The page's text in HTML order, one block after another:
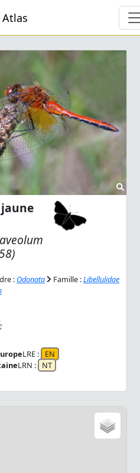
Atlas
: Odonata Famille :Libellulidae
LRE :
EN
LRN : NT